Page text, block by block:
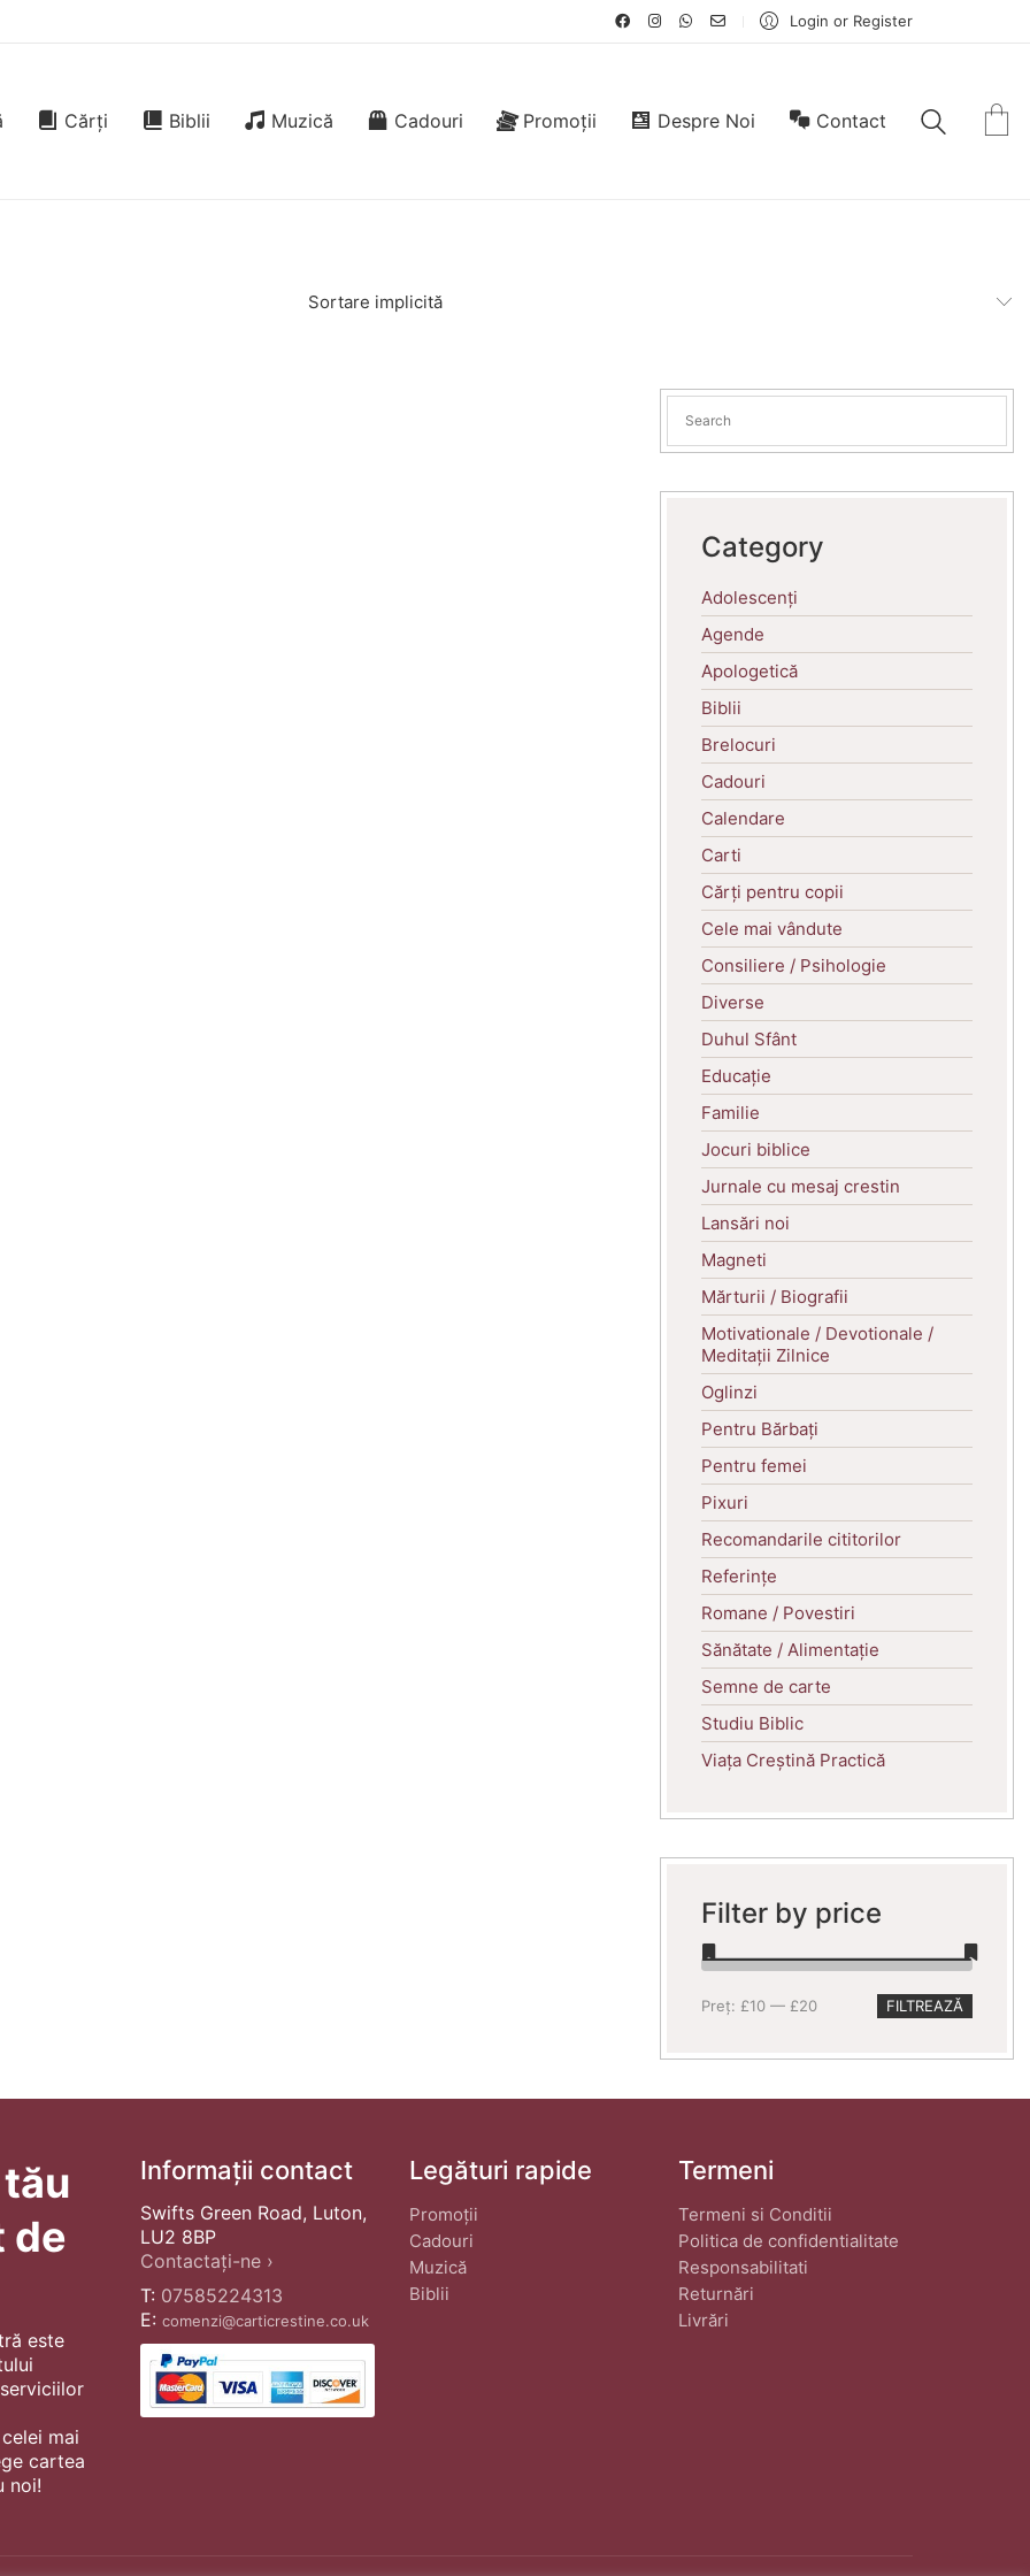
Login or Register
Cărți Biblii Muzică Cadouri Promoții Despre Noi Contact
Sortare implicită
Category
Adolescenți
Agende
Apologetică
Biblii
Brelocuri
Cadouri
Calendare
Carti
Cărți pentru copii
Cele mai vândute
Consiliere / Psihologie
Diverse
Duhul Sfânt
Educație
Familie
Jocuri biblice
Jurnale cu mesaj crestin
Lansări noi
Magneti
Mărturii / Biografii
Motivationale / Devotionale /
Meditații Zilnice
Oglinzi
Pentru Bărbați
Pentru femei
Pixuri
Recomandarile cititorilor
Referințe
Romane / Povestiri
Sănătate / Alimentație
Semne de carte
Studiu Biblic
Viața Creștină Practică
Filter by price
Preț
Preț
FILTREAZĂ
Preț: £10 — £20
de
este
mai
cartea
noi!
Informații contact
Swifts Green Road, Luton,
LU2 8BP
Contactați-ne ›
T: 07585224313
E: comenzi@carticrestine.co.uk
Legături rapide
Promoții
Cadouri
Muzică
Biblii
Termeni
Termeni si Conditii
Politica de confidentialitate
Responsabilitati
Returnări
Livrări